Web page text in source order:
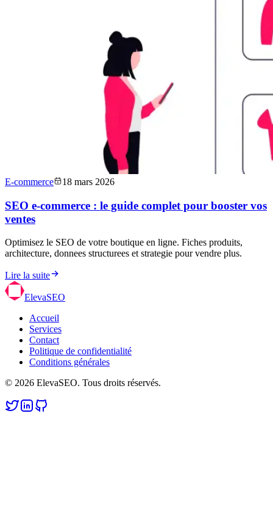
E-commerce 18 mars 2026
SEO e-commerce : le guide complet pour booster vos
ventes
Optimisez le SEO de votre boutique en ligne. Fiches produits,
architecture, donnees structurees et strategie pour vendre plus.
Lire la suite
ElevaSEO
Accueil
Services
Contact
Politique de confidentialité
Conditions générales
© 2026 ElevaSEO. Tous droits réservés.